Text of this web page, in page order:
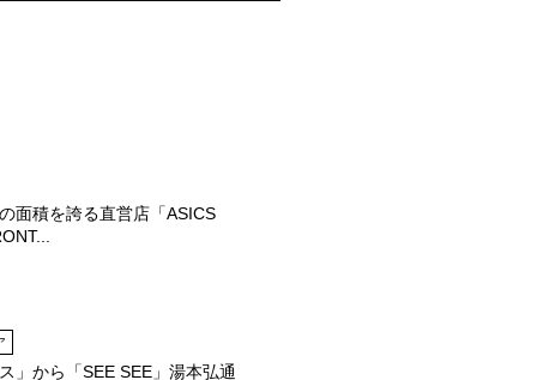
面積を誇る直営店「ASICS
」から「SEE SEE」湯本弘通